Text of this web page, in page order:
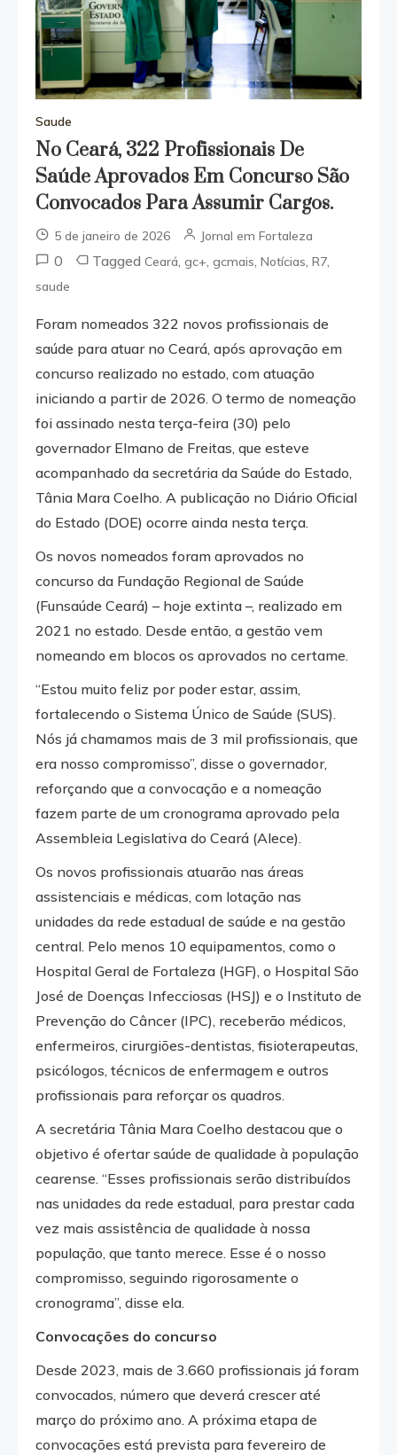
Saude
No Ceará, 322 Profissionais De
Saúde Aprovados Em Concurso São
Convocados Para Assumir Cargos.
5 de janeiro de 2026 Jornal em Fortaleza
0 Tagged Ceará, gc+, gcmais, Notícias, R7,
saude
Foram nomeados 322 novos profissionais de
saúde para atuar no Ceará, após aprovação em
concurso realizado no estado, com atuação
iniciando a partir de 2026. O termo de nomeação
foi assinado nesta terça-feira (30) pelo
governador Elmano de Freitas, que esteve
acompanhado da secretária da Saúde do Estado,
Tânia Mara Coelho. A publicação no Diário Oficial
do Estado (DOE) ocorre ainda nesta terça.
Os novos nomeados foram aprovados no
concurso da Fundação Regional de Saúde
(Funsaúde Ceará) – hoje extinta –, realizado em
2021 no estado. Desde então, a gestão vem
nomeando em blocos os aprovados no certame.
“Estou muito feliz por poder estar, assim,
fortalecendo o Sistema Único de Saúde (SUS).
Nós já chamamos mais de 3 mil profissionais, que
era nosso compromisso”, disse o governador,
reforçando que a convocação e a nomeação
fazem parte de um cronograma aprovado pela
Assembleia Legislativa do Ceará (Alece).
Os novos profissionais atuarão nas áreas
assistenciais e médicas, com lotação nas
unidades da rede estadual de saúde e na gestão
central. Pelo menos 10 equipamentos, como o
Hospital Geral de Fortaleza (HGF), o Hospital São
José de Doenças Infecciosas (HSJ) e o Instituto de
Prevenção do Câncer (IPC), receberão médicos,
enfermeiros, cirurgiões-dentistas, fisioterapeutas,
psicólogos, técnicos de enfermagem e outros
profissionais para reforçar os quadros.
A secretária Tânia Mara Coelho destacou que o
objetivo é ofertar saúde de qualidade à população
cearense. “Esses profissionais serão distribuídos
nas unidades da rede estadual, para prestar cada
vez mais assistência de qualidade à nossa
população, que tanto merece. Esse é o nosso
compromisso, seguindo rigorosamente o
cronograma”, disse ela.
Convocações do concurso
Desde 2023, mais de 3.660 profissionais já foram
convocados, número que deverá crescer até
março do próximo ano. A próxima etapa de
convocações está prevista para fevereiro de